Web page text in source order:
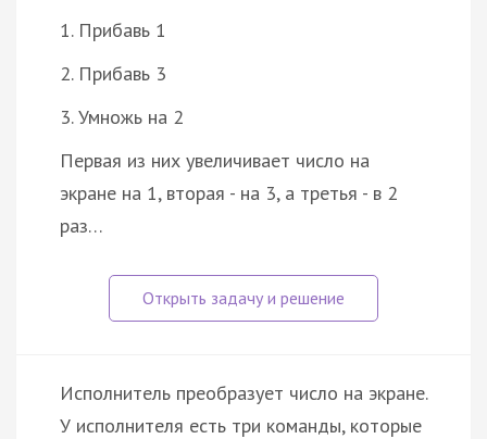
1. Прибавь 1
2. Прибавь 3
3. Умножь на 2
Первая из них увеличивает число на
экране на 1, вторая - на 3, а третья - в 2
раз…
Исполнитель преобразует число на экране.
У исполнителя есть три команды, которые